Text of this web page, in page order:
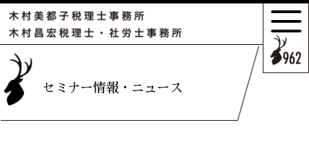
セミナー情報・ニュース